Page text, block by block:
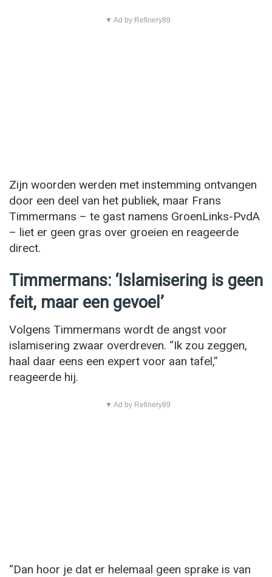
▼ Ad by Refinery89
Zijn woorden werden met instemming ontvangen
door een deel van het publiek, maar Frans
Timmermans – te gast namens GroenLinks-PvdA
– liet er geen gras over groeien en reageerde
direct.
Timmermans: ‘Islamisering is geen
feit, maar een gevoel’
Volgens Timmermans wordt de angst voor
islamisering zwaar overdreven. “Ik zou zeggen,
haal daar eens een expert voor aan tafel,”
reageerde hij.
▼ Ad by Refinery89
“Dan hoor je dat er helemaal geen sprake is van